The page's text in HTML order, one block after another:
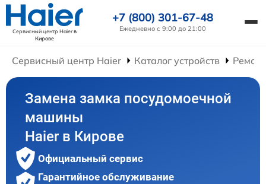
Сервисный центр Haierв
Кирове
+7 (800) 301-67-48
Ежедневно с 9:00 до 21:00
Сервисный центр Haier Каталог устройств
Замена замка посудомоечной
машины
Haier в Кирове
Официальный сервис
Гарантийное обслуживание